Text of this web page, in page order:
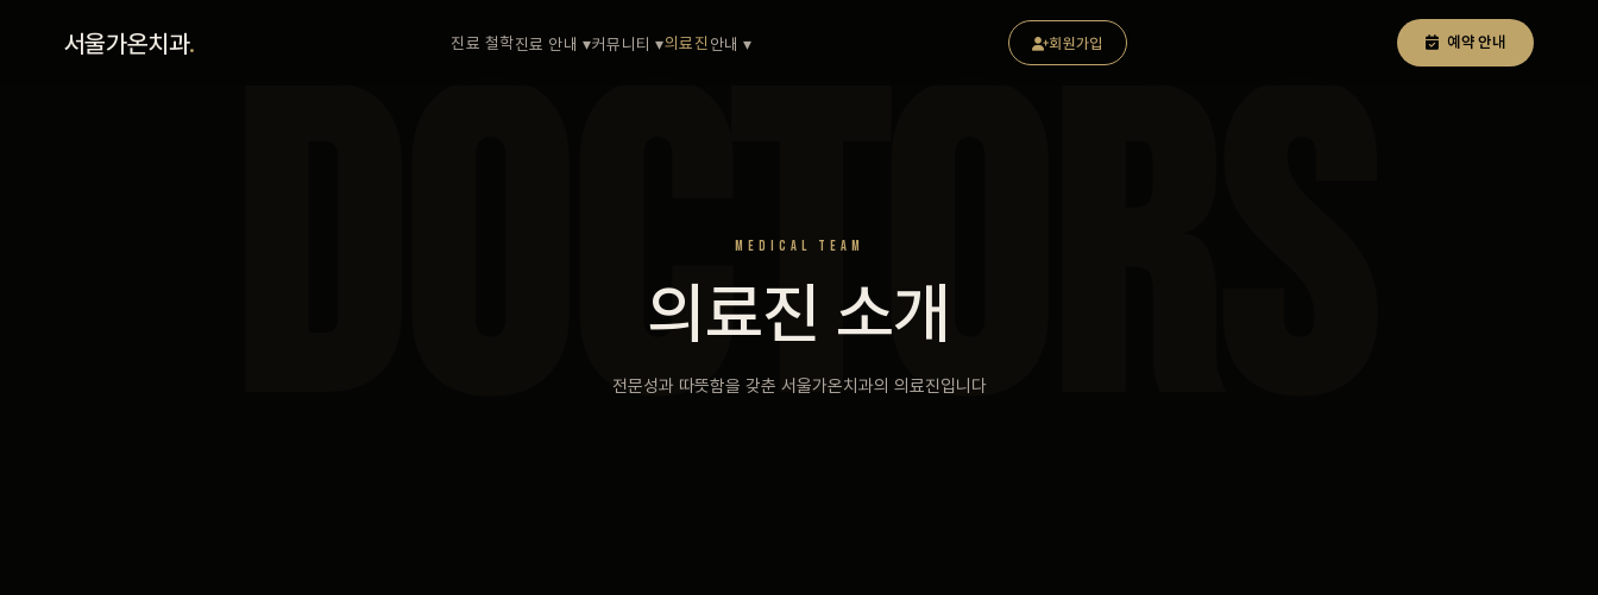
서울가온치과. 진료 철학진료 안내 ▾커뮤니티 ▾의료진 안내 ▾ 회원가입 예약 안내
DOCTORS
MEDICAL TEAM
의료진 소개
전문성과 따뜻함을 갖춘 서울가온치과의 의료진입니다